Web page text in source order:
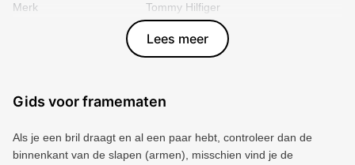
Merk
Tommy Hilfiger
Artikelnummer
3008452
Lees meer
Gids voor framematen
Als je een bril draagt ​​en al een paar hebt, controleer dan de
binnenkant van de slapen (armen), misschien vind je de